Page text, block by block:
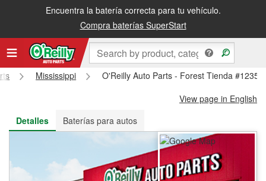
Encuentra la batería correcta para tu vehículo.
Compra baterías SuperStart
Recibe tu orden gratis al día siguiente o recógela en la tienda
Mississippi
O'Reilly Auto Parts - Forest Tienda #1235
View page in English
Detalles
Baterías para autos